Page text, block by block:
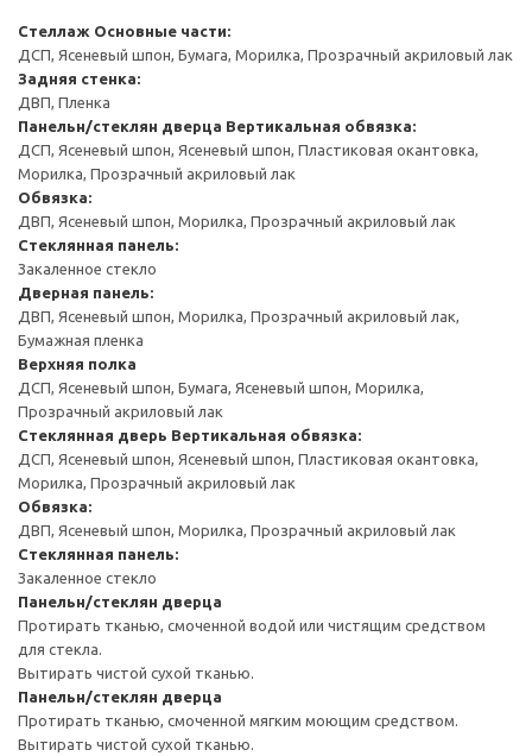
Стеллаж Основные части:
ДСП, Ясеневый шпон, Бумага, Морилка, Прозрачный акриловый лак
Задняя стенка:
ДВП, Пленка
Панельн/стеклян дверца Вертикальная обвязка:
ДСП, Ясеневый шпон, Ясеневый шпон, Пластиковая окантовка,
Морилка, Прозрачный акриловый лак
Обвязка:
ДВП, Ясеневый шпон, Морилка, Прозрачный акриловый лак
Стеклянная панель:
Закаленное стекло
Дверная панель:
ДВП, Ясеневый шпон, Морилка, Прозрачный акриловый лак,
Бумажная пленка
Верхняя полка
ДСП, Ясеневый шпон, Бумага, Ясеневый шпон, Морилка,
Прозрачный акриловый лак
Стеклянная дверь Вертикальная обвязка:
ДСП, Ясеневый шпон, Ясеневый шпон, Пластиковая окантовка,
Морилка, Прозрачный акриловый лак
Обвязка:
ДВП, Ясеневый шпон, Морилка, Прозрачный акриловый лак
Стеклянная панель:
Закаленное стекло
Панельн/стеклян дверца
Протирать тканью, смоченной водой или чистящим средством
для стекла.
Вытирать чистой сухой тканью.
Панельн/стеклян дверца
Протирать тканью, смоченной мягким моющим средством.
Вытирать чистой сухой тканью.